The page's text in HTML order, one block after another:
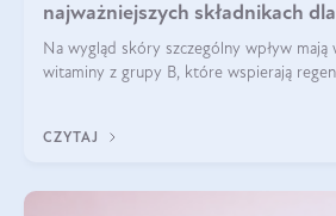
najważniejszych składnikach
Na wygląd skóry szczególny wpływ mają
witaminy z grupy B, które wspierają
CZYTAJ